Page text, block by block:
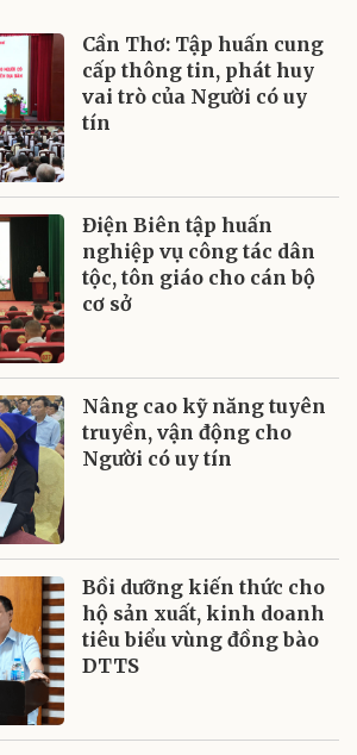
Cần Thơ: Tập huấn cung
cấp thông tin, phát huy
vai trò của Người có uy
tín
Điện Biên tập huấn
nghiệp vụ công tác dân
tộc, tôn giáo cho cán bộ
cơ sở
Nâng cao kỹ năng tuyên
truyền, vận động cho
Người có uy tín
Bồi dưỡng kiến thức cho
hộ sản xuất, kinh doanh
tiêu biểu vùng đồng bào
DTTS